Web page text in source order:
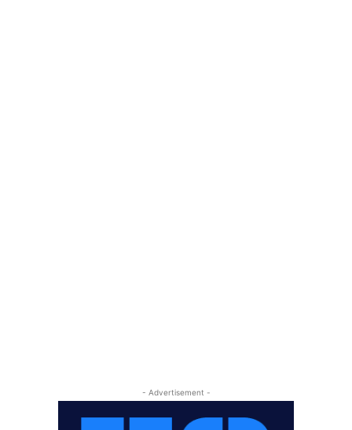
- Advertisement -